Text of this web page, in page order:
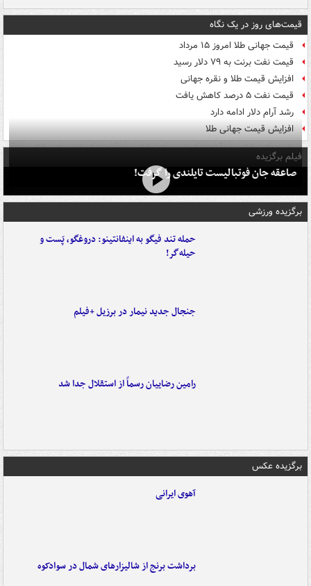
قیمت‌های روز در یک نگاه
قیمت جهانی طلا امروز ۱۵ مرداد
قیمت نفت برنت به ۷۹ دلار رسید
افزایش قیمت طلا و نقره جهانی
قیمت نفت ۵ درصد کاهش یافت
رشد آرام دلار ادامه دارد
افزایش قیمت جهانی طلا
فیلم برگزیده
صاعقه جان فوتبالیست تایلندی را گرفت!
برگزیده ورزشی
حمله تند فیگو به اینفانتینو: دروغگو، پَست‌ و
حیله‌گر!
جنجال جدید نیمار در برزیل +فیلم
رامین رضاییان رسماً از استقلال جدا شد
برگزیده عکس
آهوی ایرانی
برداشت برنج از شالیزارهای شمال در سوادکوه